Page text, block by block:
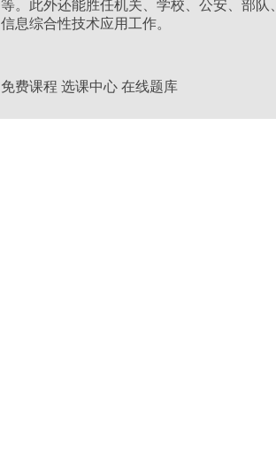
等。此外还能胜任机关、学校、公安、部
信息综合性技术应用工作。
免费课程 选课中心 在线题库